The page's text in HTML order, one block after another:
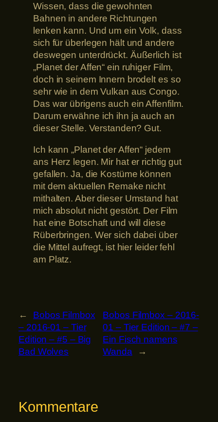
Wissen, dass die gewohnten
Bahnen in andere Richtungen
lenken kann. Und um ein Volk, dass
sich für überlegen hält und andere
deswegen unterdrückt. Äußerlich ist
„Planet der Affen“ ein ruhiger Film,
doch in seinem Innern brodelt es so
sehr wie in dem Vulkan aus Congo.
Das war übrigens auch ein Affenfilm.
Darum erwähne ich ihn ja auch an
dieser Stelle. Verstanden? Gut.
Ich kann „Planet der Affen“ jedem
ans Herz legen. Mir hat er richtig gut
gefallen. Ja, die Kostüme können
mit dem aktuellen Remake nicht
mithalten. Aber dieser Umstand hat
mich absolut nicht gestört. Der Film
hat eine Botschaft und will diese
Rüberbringen. Wer sich dabei über
die Mittel aufregt, ist hier leider fehl
am Platz.
←
Bobos Filmbox
– 2016-01 – Tier
Edition – #5 – Big
Bad Wolves
Bobos Filmbox – 2016-
01 – Tier Edition – #7 –
Ein Fisch namens
Wanda
→
Kommentare